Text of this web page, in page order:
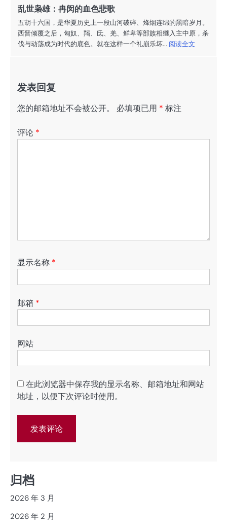
乱世枭雄：冉闵的血色悲歌
五胡十六国，是华夏历史上一段山河破碎、烽烟连绵的黑暗岁月。
西晋倾覆之后，匈奴、羯、氐、羌、鲜卑等部族相继入主中原，杀
伐与动荡成为时代的底色。就在这样一个礼崩乐坏... 阅读全文
发表回复
您的邮箱地址不会被公开。 必填项已用 * 标注
评论 *
显示名称 *
邮箱 *
网站
在此浏览器中保存我的显示名称、邮箱地址和网站
地址，以便下次评论时使用。
归档
2026 年 3 月
2026 年 2 月